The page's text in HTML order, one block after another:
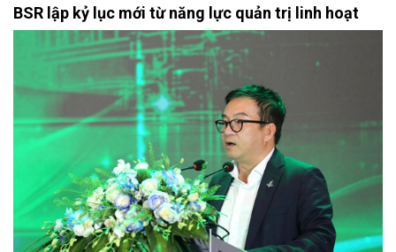
BSR lập kỷ lục mới từ năng lực quản trị linh hoạt